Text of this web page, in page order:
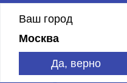
Ваш город
Москва
Да, верно